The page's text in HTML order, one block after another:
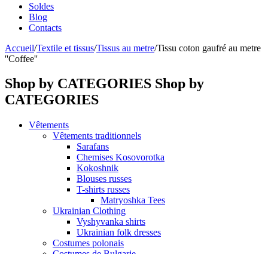
Soldes
Blog
Contacts
Accueil/Textile et tissus/Tissus au metre/Tissu coton gaufré au metre
''Coffee''
Shop by CATEGORIES Shop by
CATEGORIES
Vêtements
Vêtements traditionnels
Sarafans
Chemises Kosovorotka
Kokoshnik
Blouses russes
T-shirts russes
Matryoshka Tees
Ukrainian Clothing
Vyshyvanka shirts
Ukrainian folk dresses
Costumes polonais